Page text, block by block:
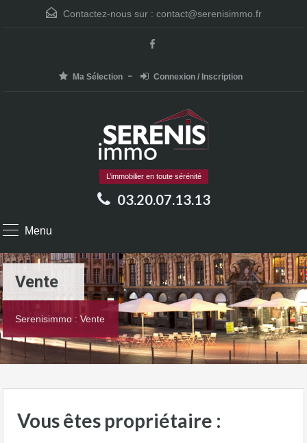
Contactez-nous sur : contact@serenisimmo.fr
Ma Sélection Connexion / Inscription
L’immobilier en toute sérénité
03.20.07.13.13
Menu
Vente
Serenisimmo : Vente
Vous êtes propriétaire :